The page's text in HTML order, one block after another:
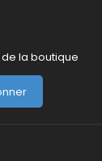
la boutique